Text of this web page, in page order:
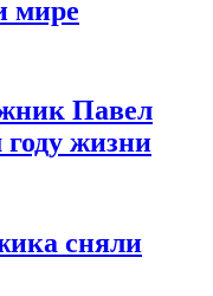
мире
Павел
жизни
сняли